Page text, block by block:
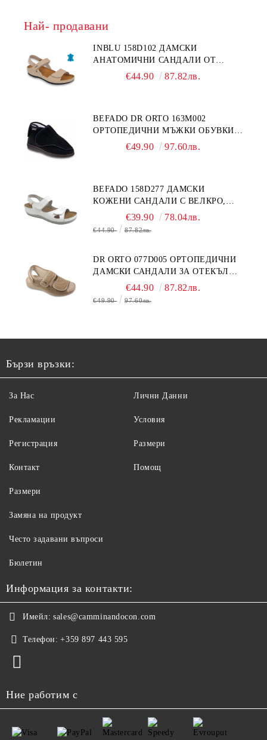
Най- продавани
INBLU 158D102 ДАМСКИ
АНАТОМИЧНИ САНДАЛИ ОТ
ЕСТЕСТВЕНА КОЖА, БЕЖОВИ
€44.90 87.82лв.
BEFADO DR ORTO 163M002
ОРТОПЕДИЧНИ МЪЖКИ ОБУВКИ
ЗА ГИПСИРАН ИЛИ СВРЪХ
€49.90 97.60лв.
BEFADO 158D277 ДАМСКИ
КОЖЕНИ САНДАЛИ С ВЕЛКРО,
€39.90 78.04лв.
€44.90 87.82лв.
DR ORTO 077D005 ОРТОПЕДИЧНИ
ДАМСКИ САНДАЛИ ЗА ОТЕКЪЛ
КРАК, БЕЖОВИ
€44.90 87.82лв.
€49.90 97.60лв.
Бързи връзки:
За Нас
Рекламации
Регистрация
Контакт
Лични Данни
Условия
Размери
Помощ
Размери
Замяна на продукт
Често задавани въпроси
Бюлетин
Информация за контакти:
Имейл: sales@camminandocon.com
Телефон: +359 897 443 595
Ние работим с